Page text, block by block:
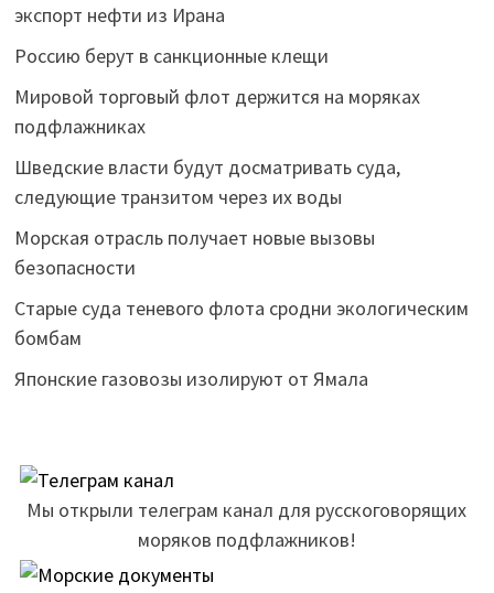
экспорт нефти из Ирана
Россию берут в санкционные клещи
Мировой торговый флот держится на моряках
подфлажниках
Шведские власти будут досматривать суда,
следующие транзитом через их воды
Морская отрасль получает новые вызовы
безопасности
Старые суда теневого флота сродни экологическим
бомбам
Японские газовозы изолируют от Ямала
Мы открыли телеграм канал для русскоговорящих
моряков подфлажников!